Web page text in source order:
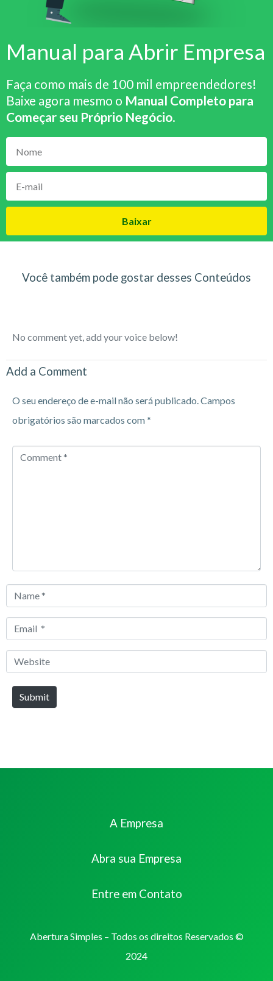
Manual para Abrir Empresa
Faça como mais de 100 mil empreendedores!
Baixe agora mesmo o Manual Completo para
Começar seu Próprio Negócio.
Baixar
Você também pode gostar desses Conteúdos
No comment yet, add your voice below!
Add a Comment
O seu endereço de e-mail não será publicado.Campos
obrigatórios são marcados com*
Comment
Name
Email
Website
Submit
A Empresa
Abra sua Empresa
Entre em Contato
Abertura Simples – Todos os direitos Reservados ©
2024